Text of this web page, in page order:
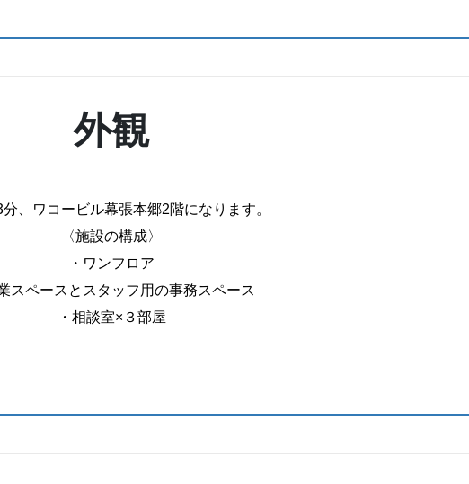
外観
、ワコービル幕張本郷2階になります。
〈施設の構成〉
・ワンフロア
スペースとスタッフ用の事務スペース
・相談室×３部屋